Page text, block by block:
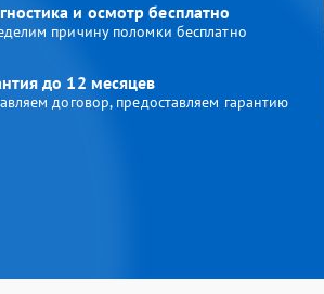
и осмотр бесплатно
причину поломки бесплатно
до 12 месяцев
договор, предоставляем гарантию